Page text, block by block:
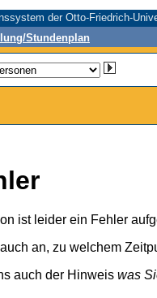
der Otto-Friedrich-
Stundenplan
ist leider ein Fehler
an, zu welchem
auch der Hinweis was